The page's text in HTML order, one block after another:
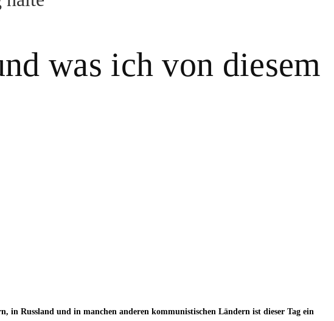
was ich von diesem
in Russland und in manchen anderen kommunistischen Ländern ist dieser Tag ein